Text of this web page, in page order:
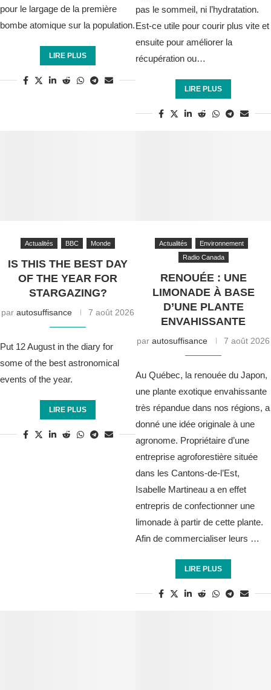
pour le largage de la première
bombe atomique sur la population.
LIRE PLUS
pas le sommeil, ni l’hydratation.
Est-ce utile pour courir plus vite et
ensuite pour améliorer la
récupération ou…
LIRE PLUS
Actualités BBC Monde
IS THIS THE BEST DAY
OF THE YEAR FOR
STARGAZING?
par autosuffisance 7 août 2026
Put 12 August in the diary for
some of the best astronomical
events of the year.
LIRE PLUS
Actualités
Environnement
Radio Canada
RENOUÉE : UNE
LIMONADE À BASE
D’UNE PLANTE
ENVAHISSANTE
par autosuffisance 7 août 2026
Au Québec, la renouée du Japon,
une plante exotique envahissante
très répandue dans nos régions, a
donné une idée originale à une
agronome. Propriétaire d’une
entreprise agroforestière située
dans les Cantons-de-l’Est,
Isabelle Martineau a en effet
entrepris de confectionner une
limonade à partir de cette plante.
Afin de commercialiser leurs …
LIRE PLUS